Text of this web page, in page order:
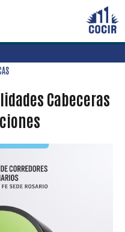
Cabeceras